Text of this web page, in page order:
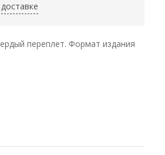
переплет. Формат издания